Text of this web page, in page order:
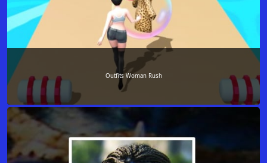
Outfits Woman Rush